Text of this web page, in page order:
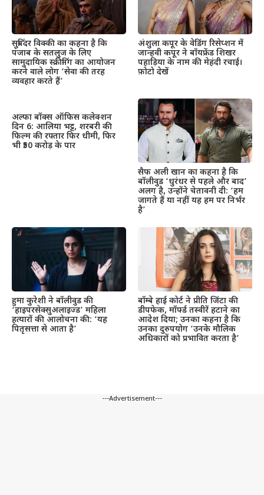
सुबिंदर विक्की का कहना है कि
पंजाब के सतलुज के लिए
सामुदायिक स्क्रीनिंग का आयोजन
करने वाले लोग ‘सेवा की तरह
व्यवहार करते हैं’
अंशुला कपूर के वेडिंग रिसेप्शन में
जान्हवी कपूर ने बॉयफ्रेंड शिखर
पहाड़िया के नाम की मेहंदी रचाई।
फ़ोटो देखें
अल्फा बॉक्स ऑफिस कलेक्शन
दिन 6: आलिया भट्ट, शरबरी की
फिल्म की रफ्तार फिर धीमी, फिर
भी ₹50 करोड़ के पार
सैफ अली खान का कहना है कि
बॉलीवुड ‘धुरंधर से पहले और बाद’
अलग है, उन्होंने चेतावनी दी: ‘हम
जागते हैं या नहीं यह हम पर निर्भर
है’
हुमा कुरेशी ने बॉलीवुड की
‘हाइपरसेक्सुअलाइज्ड’ महिला
हत्यारों की आलोचना की: ‘यह
पितृसत्ता से आता है’
बॉम्बे हाई कोर्ट ने प्रीति जिंटा की
डीपफेक, मॉर्फ्ड तस्वीरें हटाने का
आदेश दिया; उनका कहना है कि
उनका दुरुपयोग ‘उनके मौलिक
अधिकारों को प्रभावित करता है’
---Advertisement---